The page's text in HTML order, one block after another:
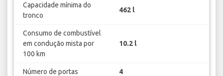
Capacidade mínima do
tronco
462 l
Consumo de combustível
em condução mista por
100 km
10.2 l
Número de portas 4